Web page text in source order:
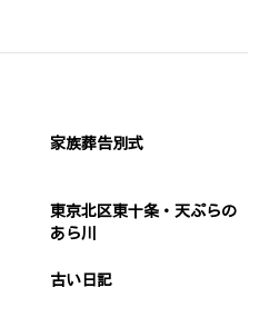
家族葬告別式
東京北区東十条・天ぷらの
あら川
古い日記